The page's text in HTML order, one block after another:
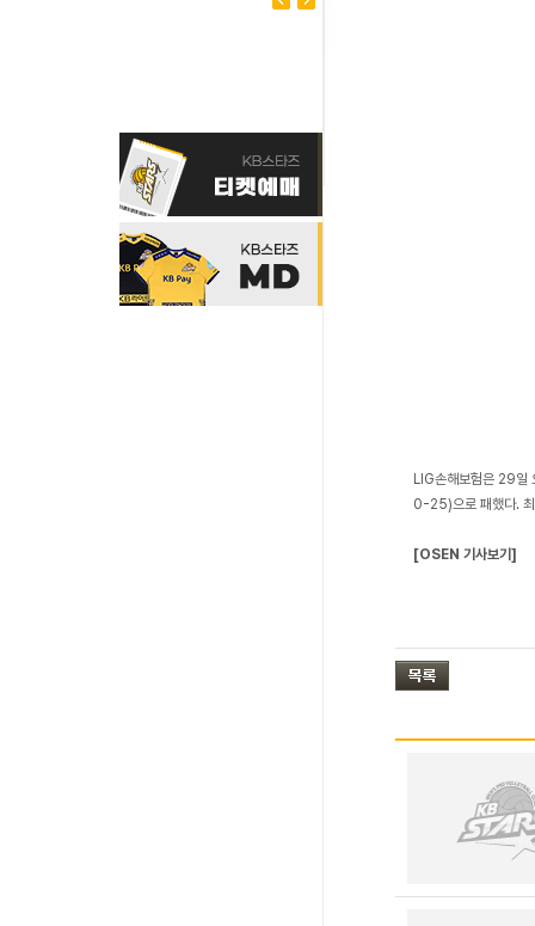
LIG손해보험은 29
0-25)으로 패했다. 최
[OSEN 기사보기]